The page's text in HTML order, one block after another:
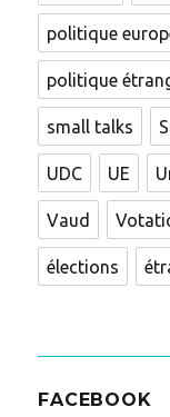
politique
politique
small talks
UDC UE
Vaud
élections
FACEBOOK